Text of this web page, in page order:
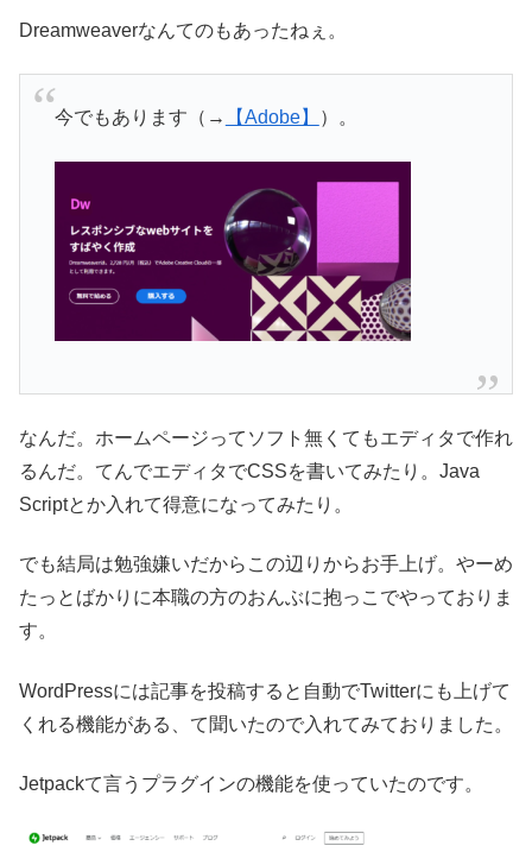
Dreamweaverなんてのもあったねぇ。
今でもあります（→ 【Adobe】 ）。
なんだ。ホームページってソフト無くてもエディタで作れ
るんだ。てんでエディタでCSSを書いてみたり。Java
Scriptとか入れて得意になってみたり。
でも結局は勉強嫌いだからこの辺りからお手上げ。やーめ
たっとばかりに本職の方のおんぶに抱っこでやっておりま
す。
WordPressには記事を投稿すると自動でTwitterにも上げて
くれる機能がある、て聞いたので入れてみておりました。
Jetpackて言うプラグインの機能を使っていたのです。